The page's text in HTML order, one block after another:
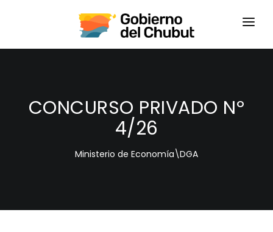
HOME
CONCURSO PRIVADO Nº
4/26
Ministerio de Economía\DGA